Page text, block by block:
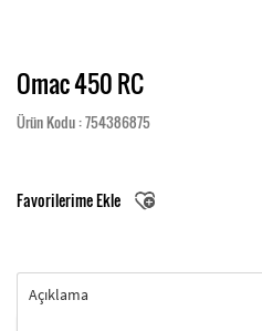
Omac 450 RC
Ürün Kodu : 754386875
Favorilerime Ekle
Açıklama